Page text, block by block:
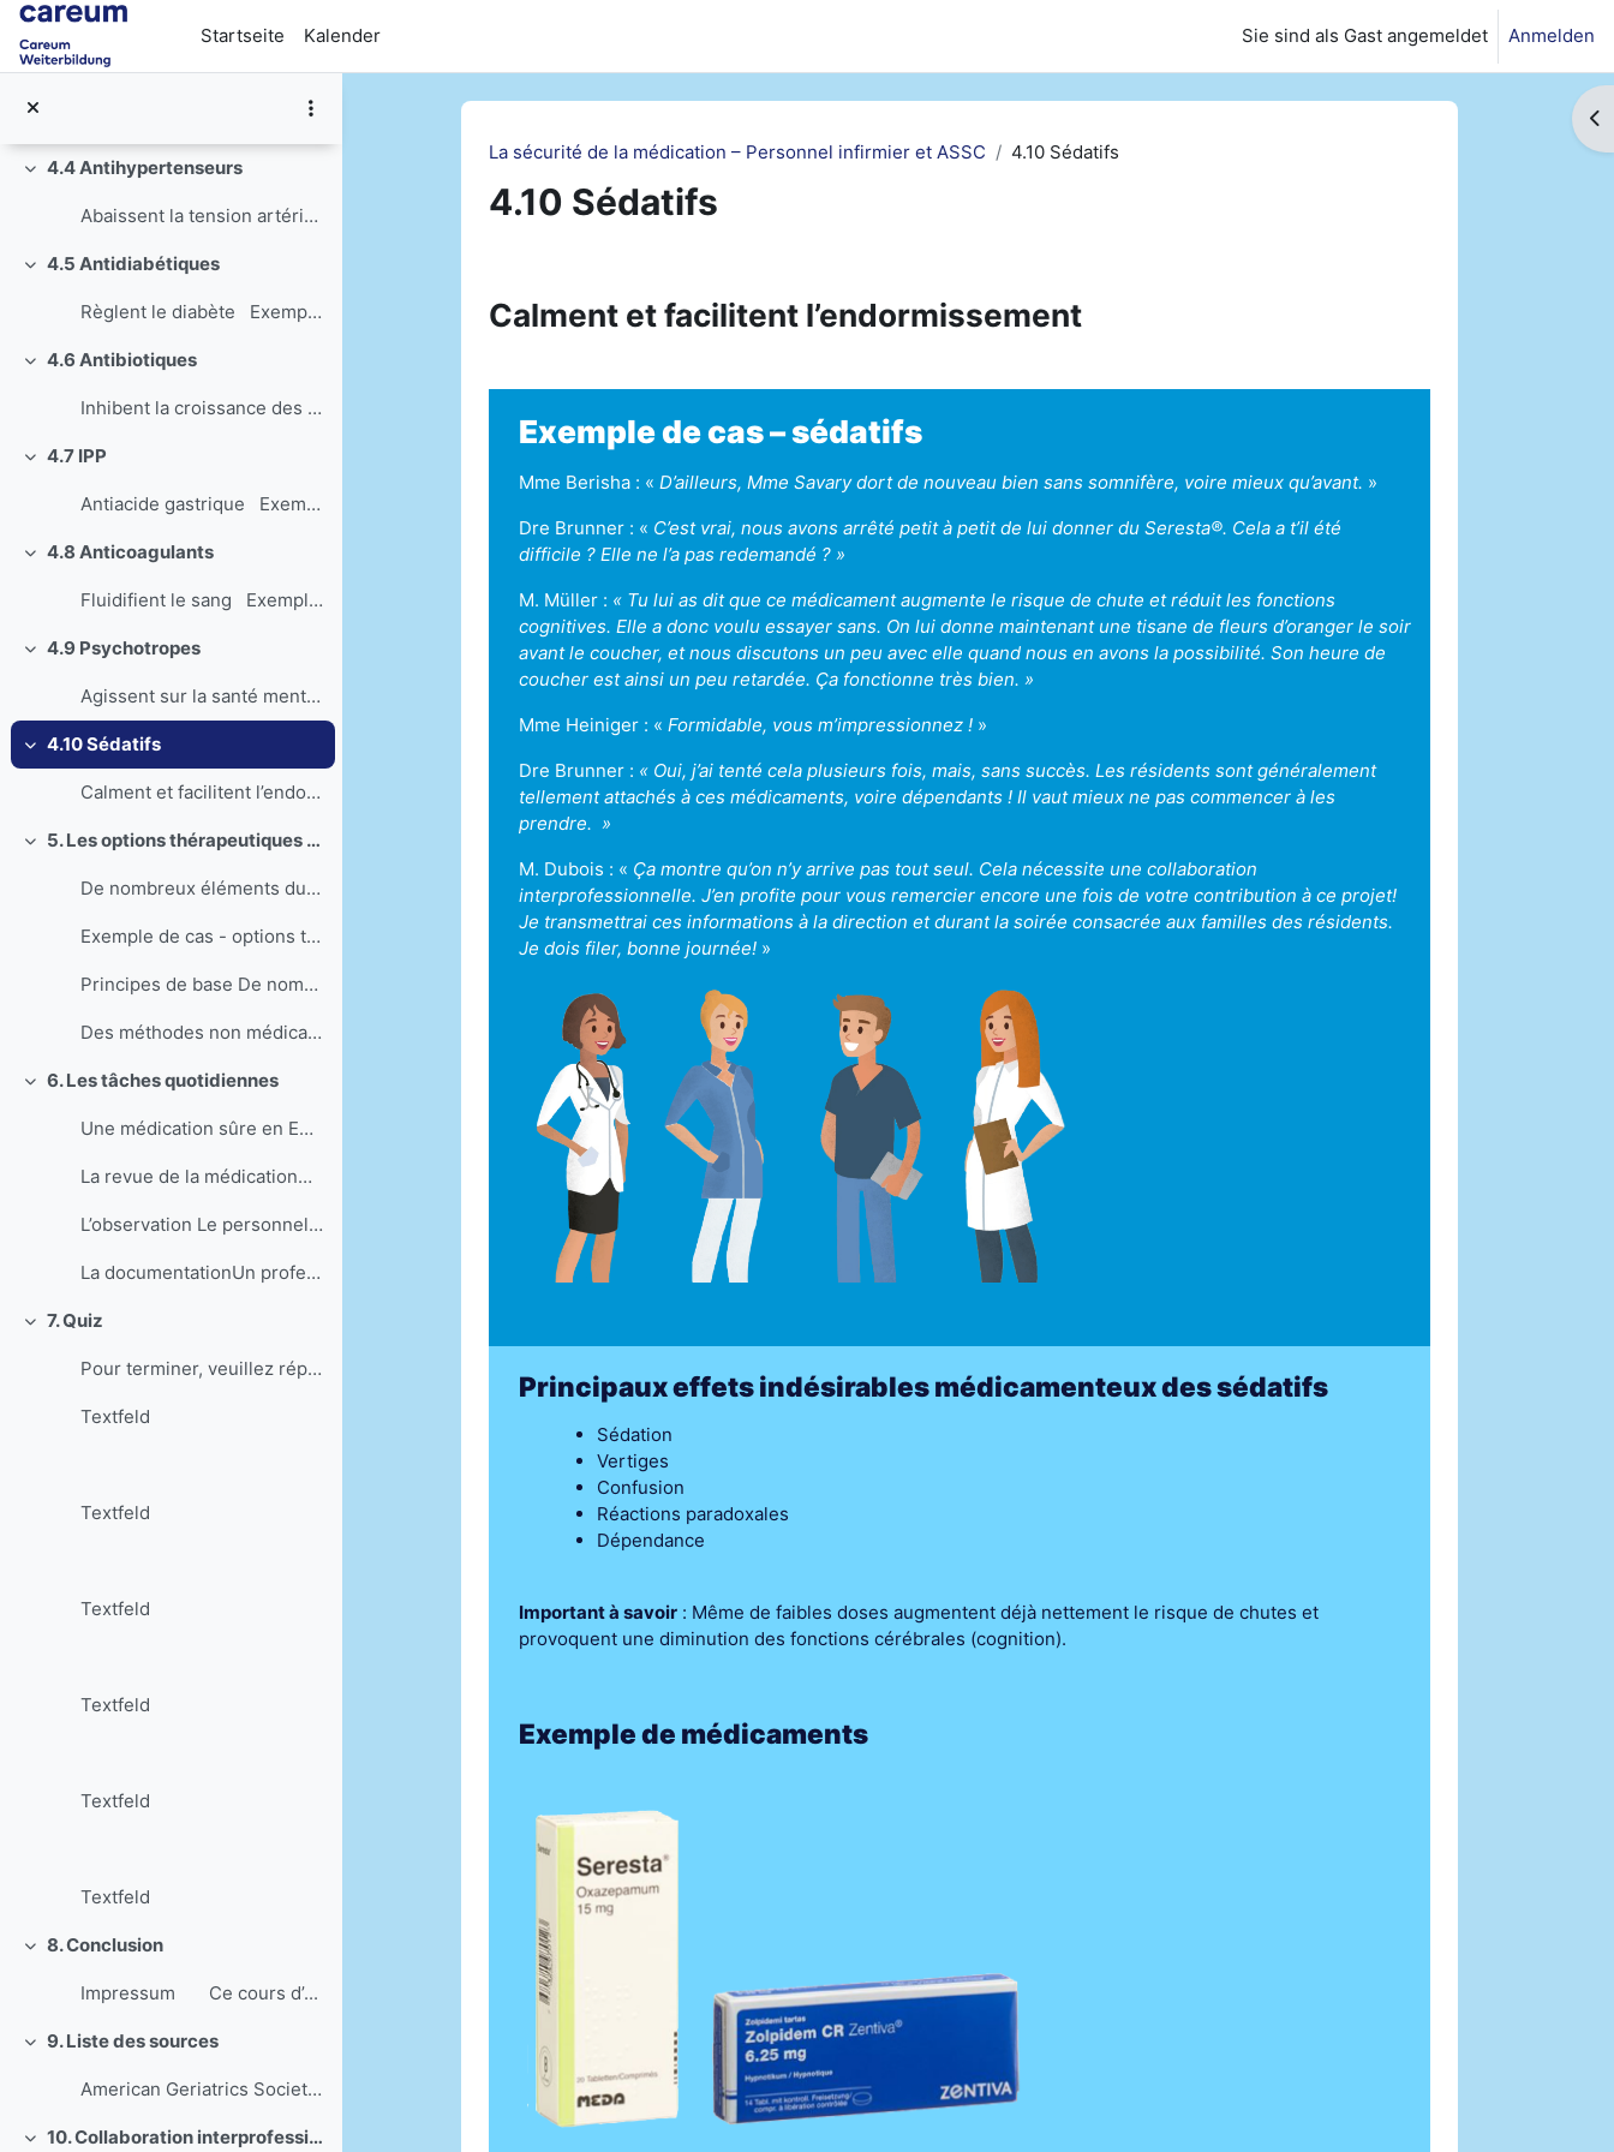
Zum Hauptinhalt
Startseite
Kalender Sie sind als Gast angemeldet Anmelden
Contre la constipation Exemple de cas...
4.3 Diurétiques
Augmentent l’excrétion urinaire Exemp...
Einklappen
4.4 Antihypertenseurs
Abaissent la tension artérielle Exemp...
Einklappen
4.5 Antidiabétiques
Règlent le diabète Exemples de cas –...
Einklappen
4.6 Antibiotiques
Inhibent la croissance des bactéries ou les tuent ...
Einklappen
4.7 IPP
Antiacide gastrique Exemple de cas – ...
Einklappen
4.8 Anticoagulants
Fluidifient le sang Exemple de cas – ...
Einklappen
4.9 Psychotropes
Agissent sur la santé mentale Exemple...
Einklappen
4.10 Sédatifs
Calment et facilitent l’endormissement ...
Einklappen 5. Les options thérapeutiques non médicamenteuses
De nombreux éléments du quotidien, autres que les ...
Exemple de cas - options thérapeutiques non médi...
Principes de base De nombreux problèmes de sant...
Des méthodes non médicamenteuses peuvent être envi...
Einklappen
6. Les tâches quotidiennes
Une médication sûre en EMS dépend de la bonne coll...
La revue de la médicationAfin d’augmenter la sécur...
L’observation Le personnel soignant connaît souve...
La documentationUn professionnel responsable docum...
Einklappen
7. Quiz
Pour terminer, veuillez répondre aux questions s...
Textfeld
Textfeld
Textfeld
Textfeld
Textfeld
Textfeld
Einklappen
8. Conclusion
Impressum Ce cours d’...
Einklappen
9. Liste des sources
American Geriatrics Society 2015 Beers Criteria Up...
10. Collaboration interprofessionnelle
La sécurité de la médication – Personnel infirmier et ASSC
4.10 Sédatifs
4.10 Sédatifs
Calment et facilitent l’endormissement
Exemple de cas – sédatifs
Mme Berisha : « D’ailleurs, Mme Savary dort de nouveau bien sans somnifère, voire mieux qu’avant. »
Dre Brunner : « C’est vrai, nous avons arrêté petit à petit de lui donner du Seresta®. Cela a t’il été
difficile ? Elle ne l’a pas redemandé ? »
M. Müller : «Tu lui as dit que ce médicament augmente le risque de chute et réduit les fonctions
cognitives. Elle a donc voulu essayer sans. On lui donne maintenant une tisane de fleurs d’oranger le soir
avant le coucher, et nous discutons un peu avec elle quand nous en avons la possibilité. Son heure de
coucher est ainsi un peu retardée. Ça fonctionne très bien. »
Mme Heiniger : « Formidable, vous m’impressionnez !»
Dre Brunner : « Oui, j’ai tenté cela plusieurs fois, mais, sans succès. Les résidents sont généralement
tellement attachés à ces médicaments, voire dépendants ! Il vaut mieux ne pas commencer à les
prendre. »
M. Dubois : « Ça montre qu’on n’y arrive pas tout seul. Cela nécessite une collaboration
interprofessionnelle. J’en profite pour vous remercier encore une fois de votre contribution à ce projet!
Je transmettrai ces informations à la direction et durant la soirée consacrée aux familles des résidents.
Je dois filer, bonne journée! »
Principaux effets indésirables médicamenteux des sédatifs
Sédation
Vertiges
Confusion
Réactions paradoxales
Dépendance
Important à savoir: Même de faibles doses augmentent déjà nettement le risque de chutes et
provoquent une diminution des fonctions cérébrales (cognition).
Exemple de médicaments